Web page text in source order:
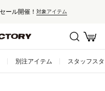
ール開催！ 対象アイテム
別注アイテム スタッフス